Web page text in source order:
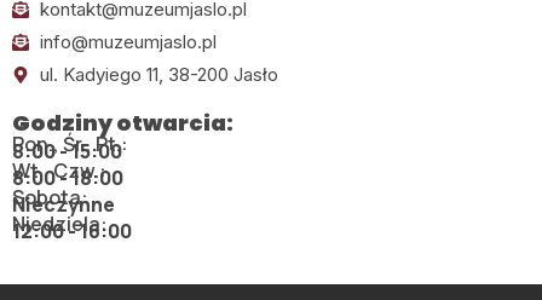
kontakt@muzeumjaslo.pl
info@muzeumjaslo.pl
ul. Kadyiego 11, 38-200 Jasło
Godziny otwarcia:
Pon., Śr., Pt.:
8:00 - 15:00
Wt., Czw.:
8:00 - 18:00
Sobota:
Nieczynne
Niedziela:
12:00 - 16:00